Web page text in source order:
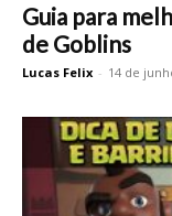
Guia para
de Goblins
Lucas Felix - 14 de